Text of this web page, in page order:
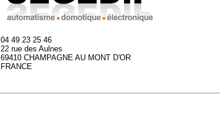
04 49 23 25 46
22 rue des Aulnes
69410 CHAMPAGNE AU MONT D'OR
FRANCE